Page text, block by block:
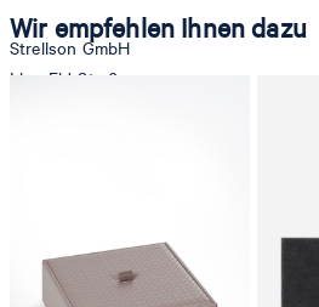
Strellson GmbH
Line-Eid-Str. 6
Strellson AG
Wir empfehlen Ihnen dazu